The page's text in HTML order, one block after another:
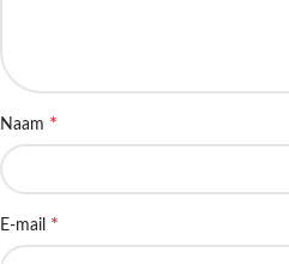
Naam *
E-mail *